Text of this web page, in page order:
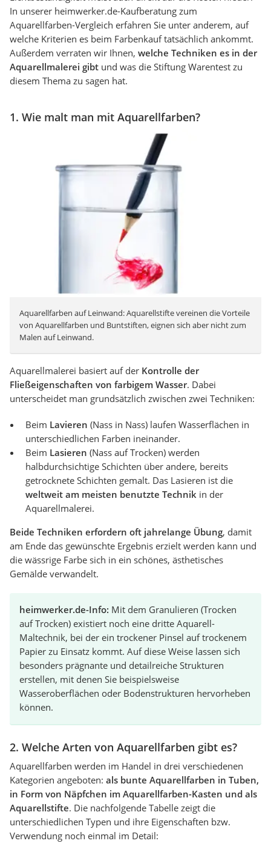
In unserer heimwerker.de-Kaufberatung zum
Aquarellfarben-Vergleich erfahren Sie unter anderem, auf
welche Kriterien es beim Farbenkauf tatsächlich ankommt.
Außerdem verraten wir Ihnen, welche Techniken es in der
Aquarellmalerei gibt und was die Stiftung Warentest zu
diesem Thema zu sagen hat.
1. Wie malt man mit Aquarellfarben?
Aquarellfarben auf Leinwand: Aquarellstifte vereinen die Vorteile
von Aquarellfarben und Buntstiften, eignen sich aber nicht zum
Malen auf Leinwand.
Aquarellmalerei basiert auf der Kontrolle der
Fließeigenschaften von farbigem Wasser. Dabei
unterscheidet man grundsätzlich zwischen zwei Techniken:
Beim Lavieren (Nass in Nass) laufen Wasserflächen in
unterschiedlichen Farben ineinander.
Beim Lasieren (Nass auf Trocken) werden
halbdurchsichtige Schichten über andere, bereits
getrocknete Schichten gemalt. Das Lasieren ist die
weltweit am meisten benutzte Technik in der
Aquarellmalerei.
Beide Techniken erfordern oft jahrelange Übung, damit
am Ende das gewünschte Ergebnis erzielt werden kann und
die wässrige Farbe sich in ein schönes, ästhetisches
Gemälde verwandelt.
heimwerker.de-Info: Mit dem Granulieren (Trocken
auf Trocken) existiert noch eine dritte Aquarell-
Maltechnik, bei der ein trockener Pinsel auf trockenem
Papier zu Einsatz kommt. Auf diese Weise lassen sich
besonders prägnante und detailreiche Strukturen
erstellen, mit denen Sie beispielsweise
Wasseroberflächen oder Bodenstrukturen hervorheben
können.
2. Welche Arten von Aquarellfarben gibt es?
Aquarellfarben werden im Handel in drei verschiedenen
Kategorien angeboten: als bunte Aquarellfarben in Tuben,
in Form von Näpfchen im Aquarellfarben-Kasten und als
Aquarellstifte. Die nachfolgende Tabelle zeigt die
unterschiedlichen Typen und ihre Eigenschaften bzw.
Verwendung noch einmal im Detail: